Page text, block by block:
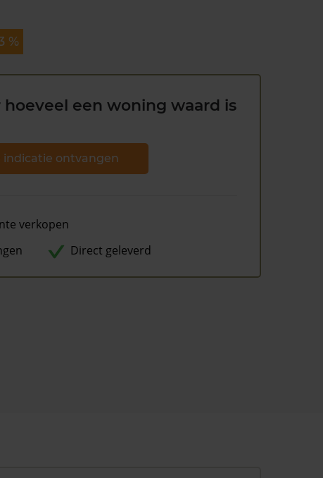
%
een woning waard is
indicatie ontvangen
verkopen
Direct geleverd